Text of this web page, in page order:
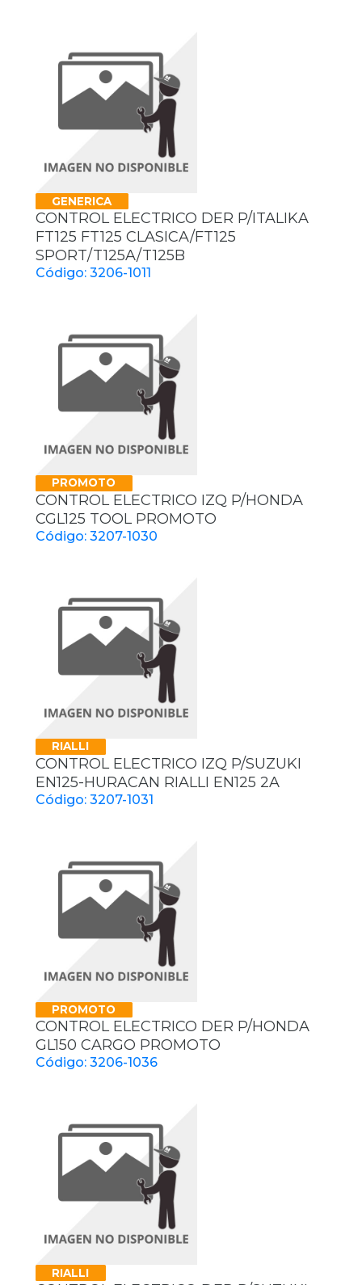
GENERICA
CONTROL ELECTRICO DER P/ITALIKA
FT125 FT125 CLASICA/FT125
SPORT/T125A/T125B
Código: 3206-1011
PROMOTO
CONTROL ELECTRICO IZQ P/HONDA
CGL125 TOOL PROMOTO
Código: 3207-1030
RIALLI
CONTROL ELECTRICO IZQ P/SUZUKI
EN125-HURACAN RIALLI EN125 2A
Código: 3207-1031
PROMOTO
CONTROL ELECTRICO DER P/HONDA
GL150 CARGO PROMOTO
Código: 3206-1036
RIALLI